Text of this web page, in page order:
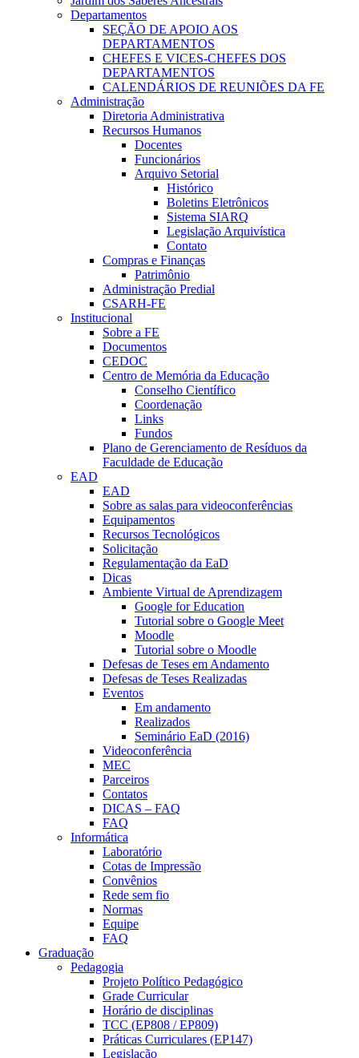
Departamentos
SEÇÃO DE APOIO AOS
DEPARTAMENTOS
CHEFES E VICES-CHEFES DOS
DEPARTAMENTOS
CALENDÁRIOS DE REUNIÕES DA FE
Administração
Diretoria Administrativa
Recursos Humanos
Docentes
Funcionários
Arquivo Setorial
Histórico
Boletins Eletrônicos
Sistema SIARQ
Legislação Arquivística
Contato
Compras e Finanças
Patrimônio
Administração Predial
CSARH-FE
Institucional
Sobre a FE
Documentos
CEDOC
Centro de Memória da Educação
Conselho Científico
Coordenação
Links
Fundos
Plano de Gerenciamento de Resíduos da
Faculdade de Educação
EAD
EAD
Sobre as salas para videoconferências
Equipamentos
Recursos Tecnológicos
Solicitação
Regulamentação da EaD
Dicas
Ambiente Virtual de Aprendizagem
Google for Education
Tutorial sobre o Google Meet
Moodle
Tutorial sobre o Moodle
Defesas de Teses em Andamento
Defesas de Teses Realizadas
Eventos
Em andamento
Realizados
Seminário EaD (2016)
Videoconferência
MEC
Parceiros
Contatos
DICAS – FAQ
FAQ
Informática
Laboratório
Cotas de Impressão
Convênios
Rede sem fio
Normas
Equipe
FAQ
Graduação
Pedagogia
Projeto Político Pedagógico
Grade Curricular
Horário de disciplinas
TCC (EP808 / EP809)
Práticas Curriculares (EP147)
Legislação